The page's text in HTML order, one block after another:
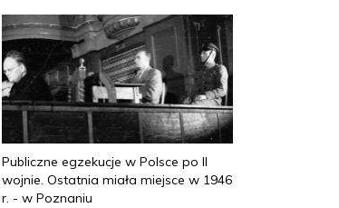
Publiczne egzekucje w Polsce po II
wojnie. Ostatnia miała miejsce w 1946
r. - w Poznaniu